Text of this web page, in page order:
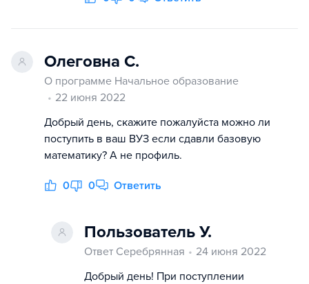
Олеговна С.
О программе Начальное образование
22 июня 2022
Добрый день, скажите пожалуйста можно ли
поступить в ваш ВУЗ если сдавли базовую
математику? А не профиль.
0 0 Ответить
Пользователь У.
Ответ Серебрянная
24 июня 2022
Добрый день! При поступлении